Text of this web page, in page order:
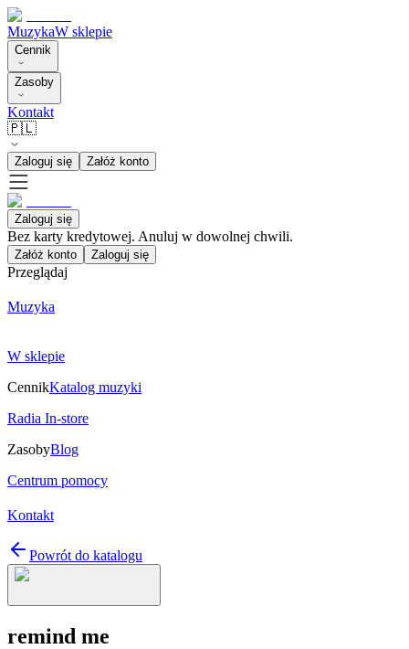
MuzykaW sklepie
Cennik
Zasoby
Kontakt
🇵🇱
Zaloguj się Załóż konto
Zaloguj się
Bez karty kredytowej. Anuluj w dowolnej chwili.
Załóż konto Zaloguj się
Przeglądaj
Muzyka
W sklepie
CennikKatalog muzyki
Radia In-store
ZasobyBlog
Centrum pomocy
Kontakt
Powrót do katalogu
remind me